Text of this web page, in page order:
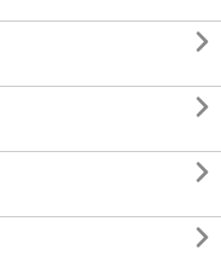



